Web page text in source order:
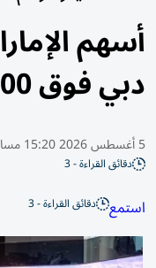
أسهم
دبي فوق 6000 نقطة
5 أغسطس 2026 15:20 مساء
دقائق القراءة - 3
استمع دقائق القراءة - 3